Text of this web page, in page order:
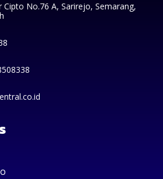
Cipto No.76 A, Sarirejo, Semarang,